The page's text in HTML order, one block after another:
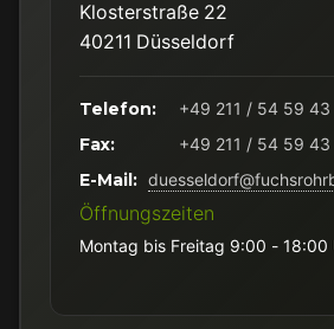
Klosterstraße 22
40211 Düsseldorf
Telefon:
+49 211 / 54 59 43
Fax:
+49 211 / 54 59 43
E-Mail:
Öffnungszeiten
Montag bis Freitag 9:00 - 18:00